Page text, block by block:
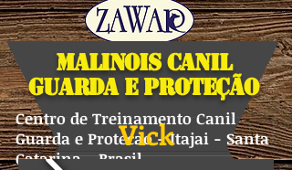
Malinois Canil
Guarda e Proteção
Centro de Treinamento Canil
Guarda e Protecao - Itajai - Santa
Catarina - Brasil
Vick